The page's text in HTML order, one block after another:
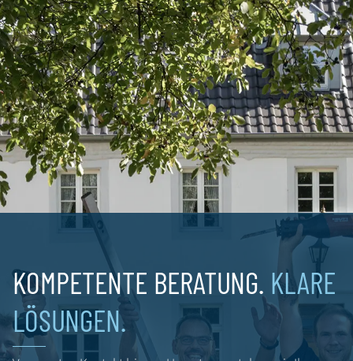
MONTAG
08:00 - 16:30
DIENSTAG
08:00 - 16:30
MITTWOCH
08:00 - 16:30
DONNERSTAG
08:00 - 16:30
FREITAG
08:00 - 13:30
KOMPETENTE BERATUNG. KLARE
LÖSUNGEN.